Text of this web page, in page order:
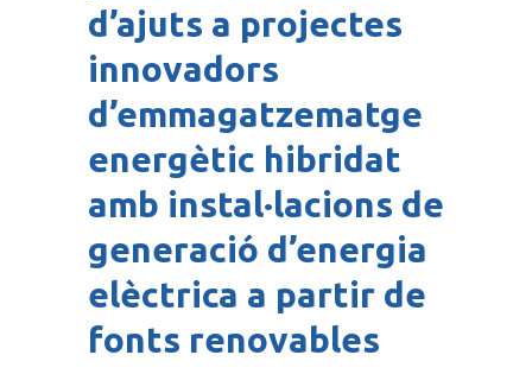
d’ajuts a projectes
innovadors
d’emmagatzematge
energètic hibridat
amb instal·lacions de
generació d’energia
elèctrica a partir de
fonts renovables